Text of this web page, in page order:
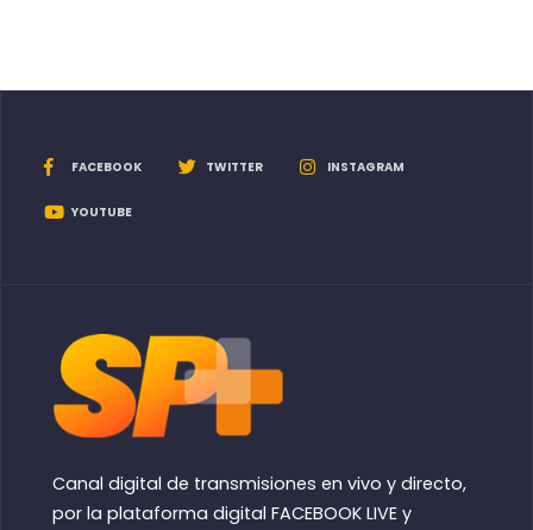
FACEBOOK TWITTER INSTAGRAM
YOUTUBE
Canal digital de transmisiones en vivo y directo,
por la plataforma digital FACEBOOK LIVE y